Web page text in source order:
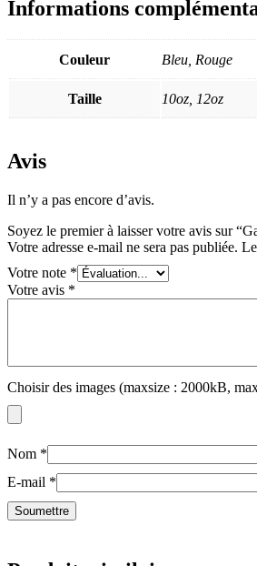
Informations
Couleur Bleu, Rouge
Taille 10oz, 12oz
Avis
Il n’y a pas encore d’avis.
Soyez le premier à laisser votre avis sur
Votre adresse e-mail ne sera pas publiée.
Votre note *
Votre avis *
Choisir des images (maxsize : 2000kB,
Nom *
E-mail *